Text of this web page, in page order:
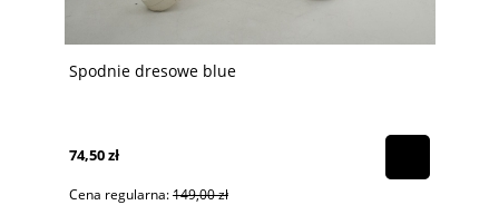
Spodnie dresowe blue
74,50 zł
Cena regularna:149,00 zł